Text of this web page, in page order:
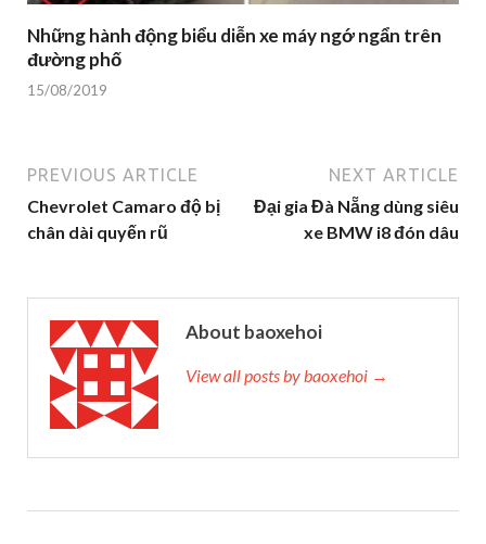
Những hành động biểu diễn xe máy ngớ ngẩn trên
đường phố
15/08/2019
PREVIOUS ARTICLE
Chevrolet Camaro độ bị
chân dài quyến rũ
NEXT ARTICLE
Đại gia Đà Nẵng dùng siêu
xe BMW i8 đón dâu
About baoxehoi
View all posts by baoxehoi →